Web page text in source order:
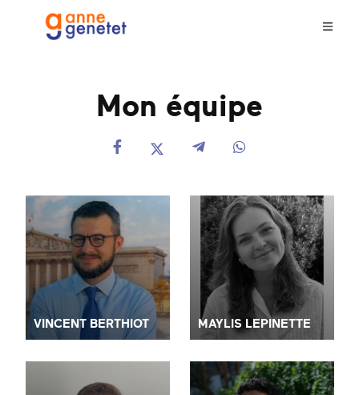
Mon équipe
VINCENT BERTHIOT MAYLIS LEPINETTE